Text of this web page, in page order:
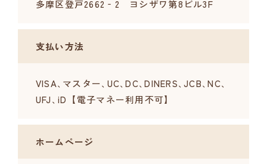
多摩区登戸2662‐2 ヨシザワ第8ビル3F
支払い方法
VISA､マスター､UC､DC､DINERS､JCB､NC､
UFJ､iD【電子マネー利用不可】
ホームページ